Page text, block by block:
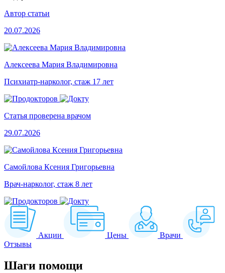
Автор статьи
20.07.2026
Алексеева Мария Владимировна
Психиатр-нарколог, стаж 17 лет
Статья проверена врачом
29.07.2026
Самойлова Ксения Григорьевна
Врач-нарколог, стаж 8 лет
Акции Цены
Врачи
Отзывы
Шаги помощи